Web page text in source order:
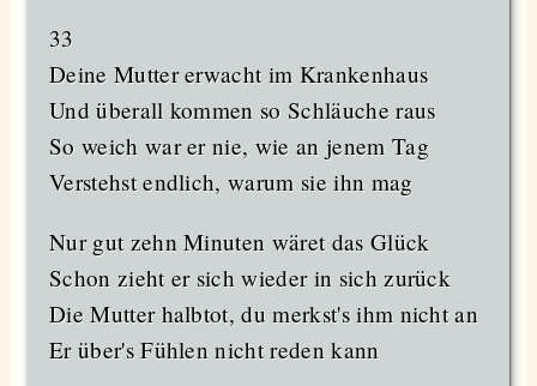
33
Deine Mutter erwacht im Krankenhaus
Und überall kommen so Schläuche raus
So weich war er nie, wie an jenem Tag
Verstehst endlich, warum sie ihn mag
Nur gut zehn Minuten wäret das Glück
Schon zieht er sich wieder in sich zurück
Die Mutter halbtot, du merkst's ihm nicht an
Er über's Fühlen nicht reden kann